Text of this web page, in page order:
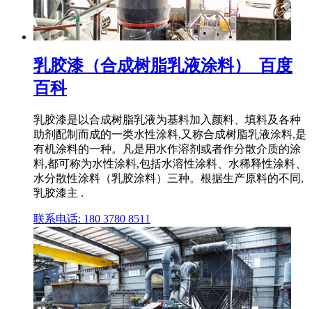
乳胶漆（合成树脂乳液涂料）_百度
百科
乳胶漆是以合成树脂乳液为基料加入颜料、填料及各种
助剂配制而成的一类水性涂料,又称合成树脂乳液涂料,是
有机涂料的一种。凡是用水作溶剂或者作分散介质的涂
料,都可称为水性涂料,包括水溶性涂料、水稀释性涂料、
水分散性涂料（乳胶涂料）三种。根据生产原料的不同,
乳胶漆主 .
联系电话: 180 3780 8511